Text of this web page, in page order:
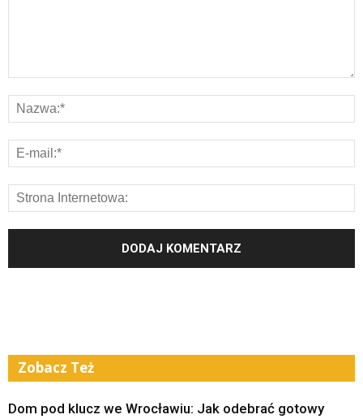
Zobacz Też
Dom pod klucz we Wrocławiu: Jak odebrać gotowy